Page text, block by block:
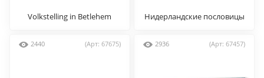
Volkstelling in Betlehem Нидерландские пословицы
2440 (Арт: 67675) 2936 (Арт: 67457)